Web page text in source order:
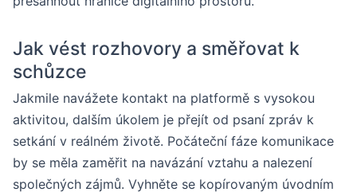
Jak vést rozhovory a směřovat k
schůzce
Jakmile navážete kontakt na platformě s vysokou
aktivitou, dalším úkolem je přejít od psaní zpráv k
setkání v reálném životě. Počáteční fáze komunikace
by se měla zaměřit na navázání vztahu a nalezení
společných zájmů. Vyhněte se kopírovaným úvodním